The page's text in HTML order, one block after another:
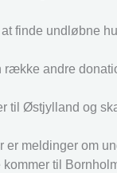
finde undløbne
række andre
til Østjylland og
er meldinger om
til